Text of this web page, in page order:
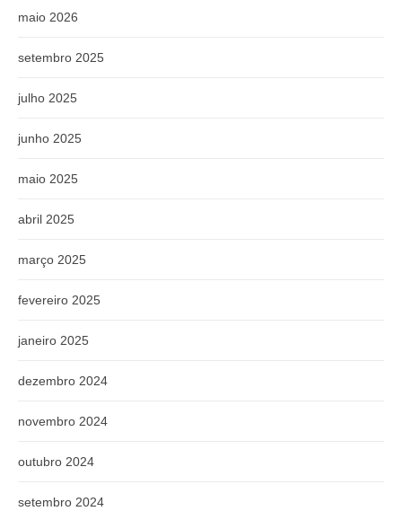
maio 2026
setembro 2025
julho 2025
junho 2025
maio 2025
abril 2025
março 2025
fevereiro 2025
janeiro 2025
dezembro 2024
novembro 2024
outubro 2024
setembro 2024